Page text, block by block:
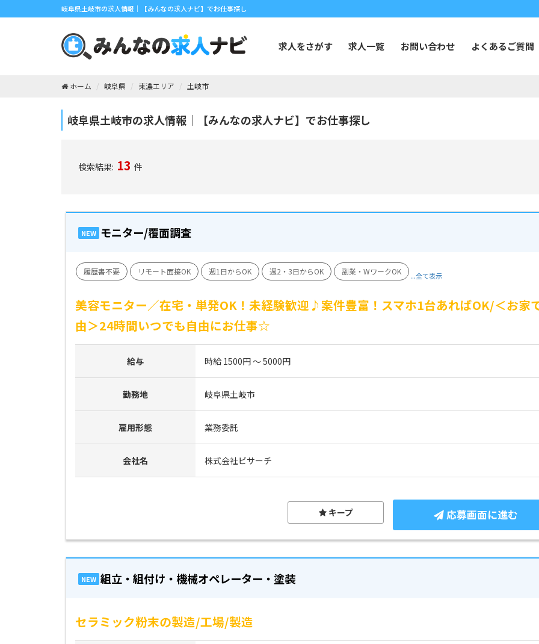
岐阜県土岐市の求人情報｜【みんなの求人ナビ】でお仕事探し
求人をさがす 求人一覧 お問い合わせ よくあるご質問
ホーム 岐阜県 東濃エリア 土岐市
岐阜県土岐市の求人情報｜【みんなの求人ナビ】でお仕事探し
検索結果: 13 件
NEW モニター/覆面調査
履歴書不要 リモート面接OK 週1日からOK 週2・3日からOK 副業・WワークOK ...全て表示
美容モニター／在宅・単発OK！未経験歓迎♪案件豊富！スマホ1台あればOK/＜お
由＞24時間いつでも自由にお仕事☆
給与 時給 1500円 ～ 5000円
勤務地 岐阜県土岐市
雇用形態 業務委託
会社名 株式会社ビサーチ
応募画面に進む
キープ
NEW 組立・組付け・機械オペレーター・塗装
セラミック粉末の製造/工場/製造